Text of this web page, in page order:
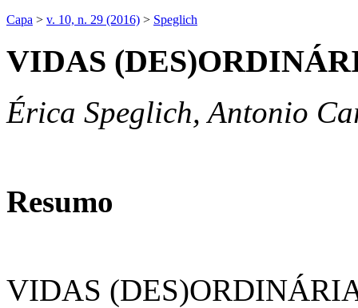
Capa > v. 10, n. 29 (2016) > Speglich
VIDAS
Érica Speglich, Antonio
Resumo
VIDAS